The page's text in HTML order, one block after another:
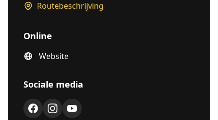
Routebeschrijving
Online
Website
Sociale media